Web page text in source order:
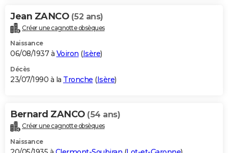
Jean ZANCO (52 ans)
Créer une cagnotte obsèques
Naissance
06/08/1937 à Voiron (Isère)
Décès
23/07/1990 à la Tronche (Isère)
Bernard ZANCO (54 ans)
Créer une cagnotte obsèques
Naissance